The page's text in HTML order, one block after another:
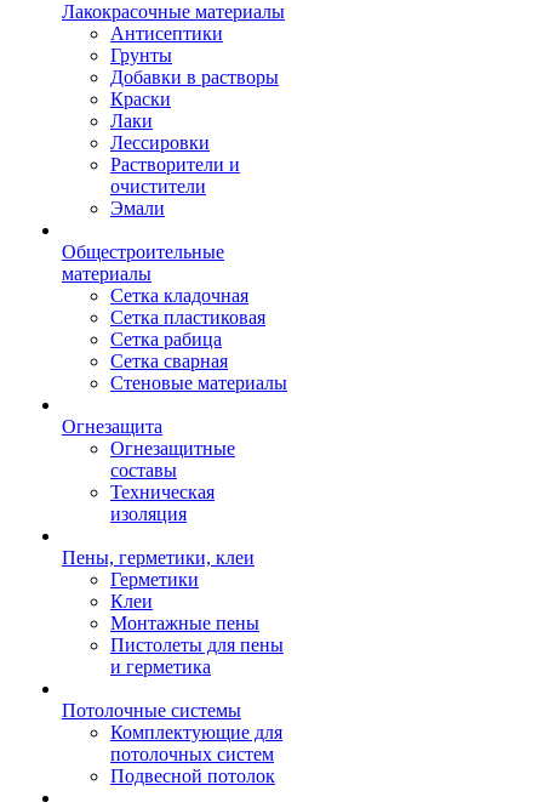
Лакокрасочные материалы
Антисептики
Грунты
Добавки в растворы
Краски
Лаки
Лессировки
Растворители и
очистители
Эмали
Общестроительные
материалы
Сетка кладочная
Сетка пластиковая
Сетка рабица
Сетка сварная
Стеновые материалы
Огнезащита
Огнезащитные
составы
Техническая
изоляция
Пены, герметики, клеи
Герметики
Клеи
Монтажные пены
Пистолеты для пены
и герметика
Потолочные системы
Комплектующие для
потолочных систем
Подвесной потолок